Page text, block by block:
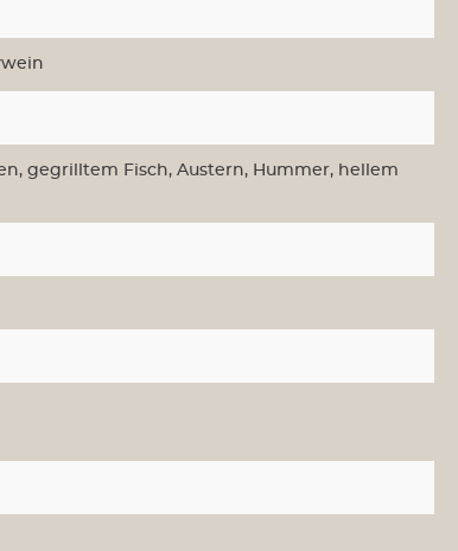
gegrilltem Fisch, Austern, Hummer, hellem